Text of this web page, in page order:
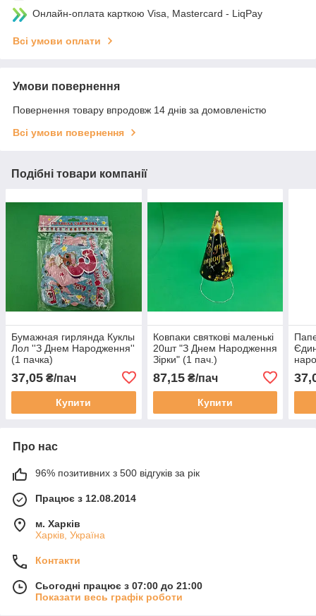
Онлайн-оплата карткою Visa, Mastercard - LiqPay
Всі умови оплати
Умови повернення
Повернення товару впродовж 14 днів за домовленістю
Всі умови повернення
Подібні товари компанії
Бумажная гирлянда Куклы
Лол ''З Днем Народження''
(1 пачка)
37,05 ₴/пач
Купити
Ковпаки святкові маленькі
20шт "З Днем Народження
Зірки" (1 пач.)
87,15₴/пач
Купити
Про нас
96% позитивних з 500 відгуків за рік
Працює з 12.08.2014
м. Харків
Харків, Україна
Контакти
Сьогодні працює з 07:00 до 21:00
Показати весь графік роботи